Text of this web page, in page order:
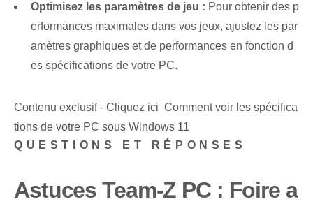
Optimisez les paramètres de jeu : Pour obtenir des p
erformances maximales dans vos jeux, ajustez les par
amètres graphiques et de performances en fonction d
es spécifications de votre PC.
Contenu exclusif - Cliquez ici Comment voir les spécifica
tions de votre PC sous Windows 11
QUESTIONS ET RÉPONSES
Astuces Team-Z PC : Foire a